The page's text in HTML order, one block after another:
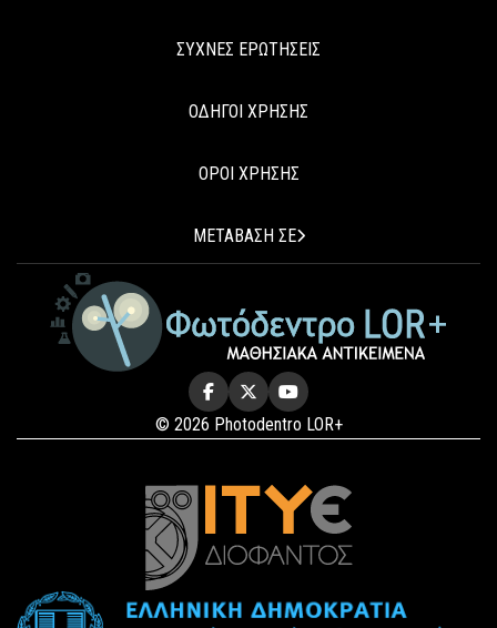
ΣΥΧΝΕΣ ΕΡΩΤΗΣΕΙΣ
ΟΔΗΓΟΙ ΧΡΗΣΗΣ
ΟΡΟΙ ΧΡΗΣΗΣ
ΜΕΤΑΒΑΣΗ ΣΕ
© 2026 Photodentro LOR+